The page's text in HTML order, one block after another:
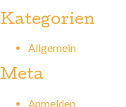
Kategorien
Allgemein
Meta
Anmelden